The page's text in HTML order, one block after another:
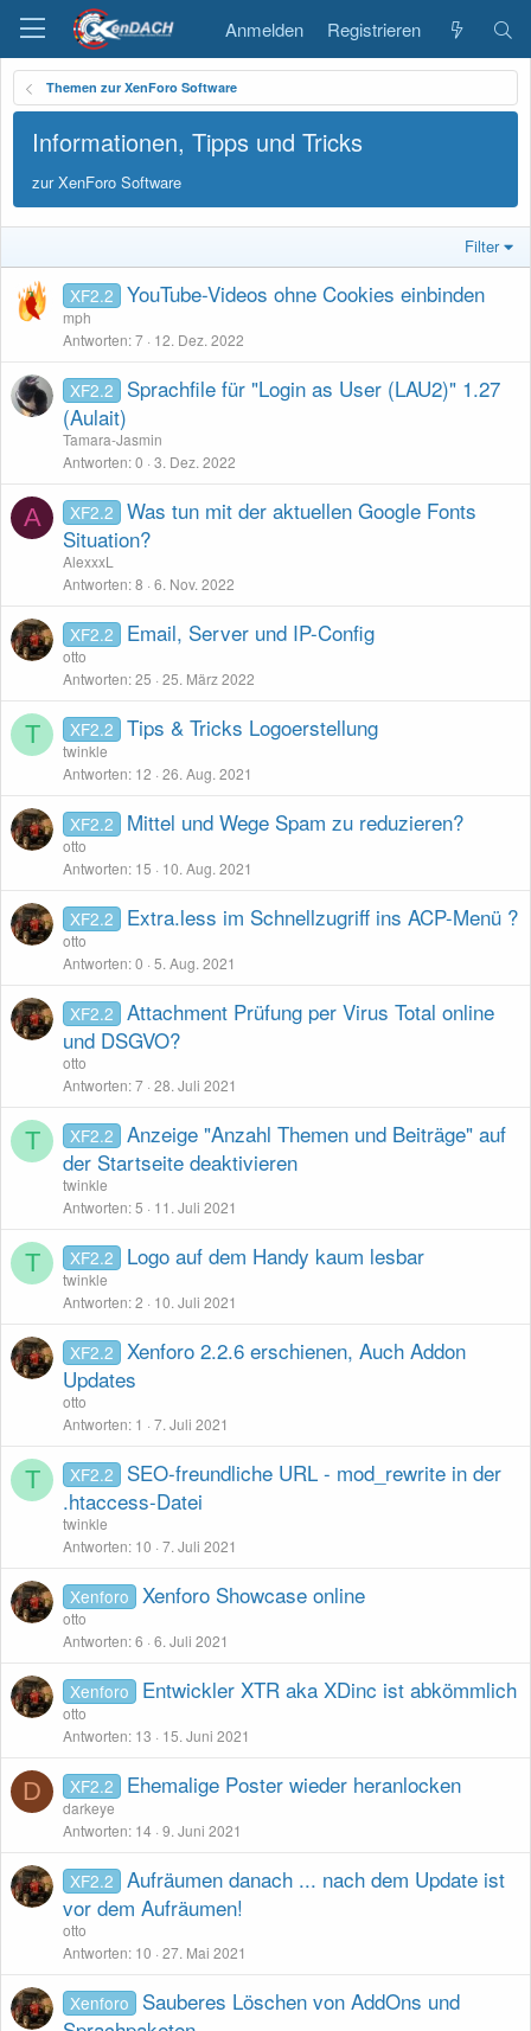
Anmelden Registrieren
Themen zur XenForo Software
Informationen, Tipps und Tricks
zur XenForo Software
Filter
XF2.2 YouTube-Videos ohne Cookies einbinden
mph
Antworten 7 12. Dez. 2022
XF2.2
Sprachfile für "Login as User (LAU2)" 1.27
(Aulait)
Tamara-Jasmin
Antworten 0 3. Dez. 2022
A XF2.2 Was tun mit der aktuellen Google Fonts
Situation?
AlexxxL
Antworten 8 6. Nov. 2022
XF2.2 Email, Server und IP-Config
otto
Antworten 25 25. März 2022
T XF2.2 Tips & Tricks Logoerstellung
twinkle
Antworten 12 26. Aug. 2021
XF2.2 Mittel und Wege Spam zu reduzieren?
otto
Antworten 15 10. Aug. 2021
XF2.2 Extra.less im Schnellzugriff ins ACP-Menü ?
otto
Antworten 0 5. Aug. 2021
XF2.2 Attachment Prüfung per Virus Total online
und DSGVO?
otto
Antworten 7 28. Juli 2021
T XF2.2 Anzeige "Anzahl Themen und Beiträge" auf
der Startseite deaktivieren
twinkle
Antworten 5 11. Juli 2021
T XF2.2 Logo auf dem Handy kaum lesbar
twinkle
Antworten 2 10. Juli 2021
XF2.2 Xenforo 2.2.6 erschienen, Auch Addon
Updates
otto
Antworten 1 7. Juli 2021
T XF2.2
SEO-freundliche URL - mod_rewrite in der
.htaccess-Datei
twinkle
Antworten 10 7. Juli 2021
Xenforo Xenforo Showcase online
otto
Antworten 6 6. Juli 2021
Xenforo Entwickler XTR aka XDinc ist abkömmlich
otto
Antworten 13 15. Juni 2021
D XF2.2 Ehemalige Poster wieder heranlocken
darkeye
Antworten 14 9. Juni 2021
XF2.2 Aufräumen danach ... nach dem Update ist
vor dem Aufräumen!
otto
Antworten 10 27. Mai 2021
Xenforo
Sauberes Löschen von AddOns und